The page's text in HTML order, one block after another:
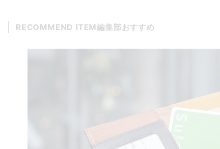
RECOMMEND ITEM編集部おすすめ